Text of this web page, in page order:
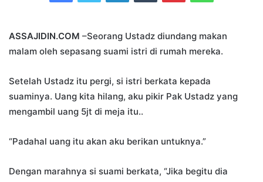
ASSAJIDIN.COM –Seorang Ustadz diundang makan
malam oleh sepasang suami istri di rumah mereka.
Setelah Ustadz itu pergi, si istri berkata kepada
suaminya. Uang kita hilang, aku pikir Pak Ustadz yang
mengambil uang 5jt di meja itu..
“Padahal uang itu akan aku berikan untuknya.”
Dengan marahnya si suami berkata, “Jika begitu dia